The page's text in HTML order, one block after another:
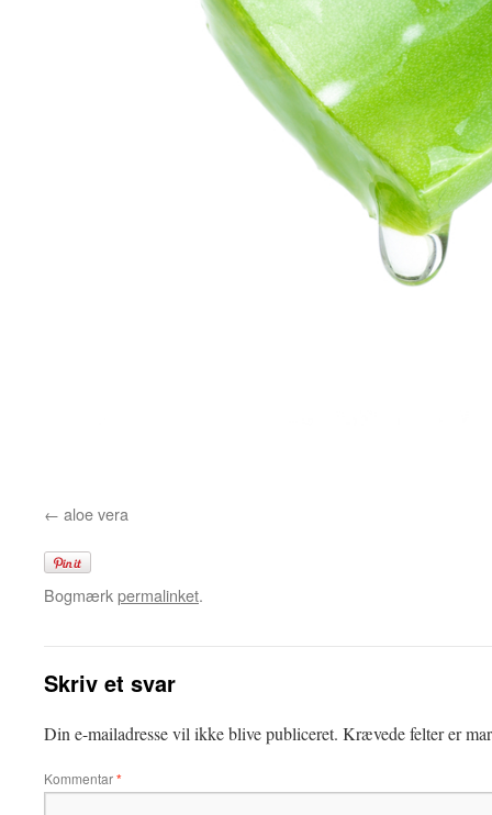
aloe vera
Bogmærkpermalinket.
Skriv et svar
Din e-mailadresse vil ikke blive publiceret. Krævede felter er
Kommentar*